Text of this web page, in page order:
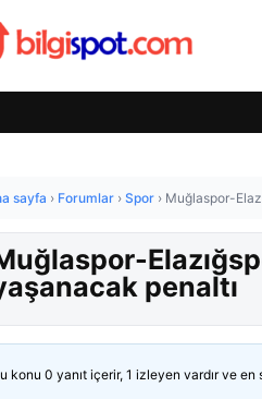
sayfa › Forumlar › Spor › Muğlaspor-
penaltı
konu 0 yanıt içerir, 1 izleyen vardır ve en